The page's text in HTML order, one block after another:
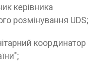
керівника
розмінування UDS;
координатор